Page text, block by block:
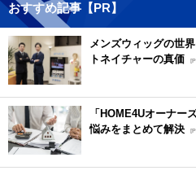
おすすめ記事【PR】
メンズウィッグの世
トネイチャーの真価
「HOME4Uオーナー
悩みをまとめて解決